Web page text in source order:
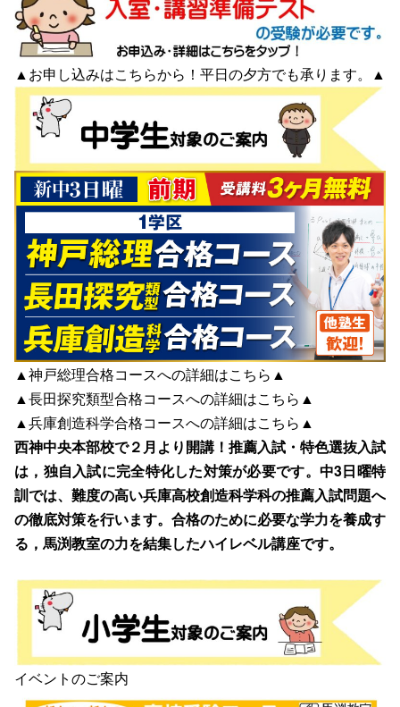
▲お申し込みはこちらから！平日の夕方でも承ります。▲
▲神戸総理合格コースへの詳細はこちら ▲
▲長田探究類型合格コースへの詳細はこちら ▲
▲兵庫創造科学合格コースへの詳細はこちら ▲
西神中央本部校で２月より開講！推薦入試・特色選抜入試
は，独自入試に完全特化した対策が必要です。中3日曜特
訓では、難度の高い兵庫高校創造科学科の推薦入試問題へ
の徹底対策を行います。合格のために必要な学力を養成す
る，馬渕教室の力を結集したハイレベル講座です。
イベントのご案内